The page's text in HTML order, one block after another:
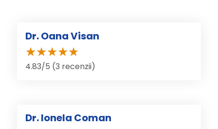
Dr. Oana Visan
4.83/5 (3 recenzii)
Dr. Ionela Coman